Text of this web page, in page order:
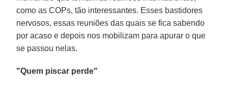
como as COPs, tão interessantes. Esses bastidores
nervosos, essas reuniões das quais se fica sabendo
por acaso e depois nos mobilizam para apurar o que
se passou nelas.
"Quem piscar perde"